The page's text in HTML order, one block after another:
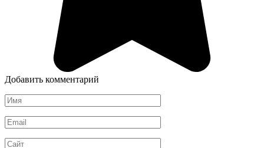
Добавить комментарий
Имя
*
Email
*
Сайт